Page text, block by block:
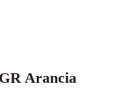
Arancia